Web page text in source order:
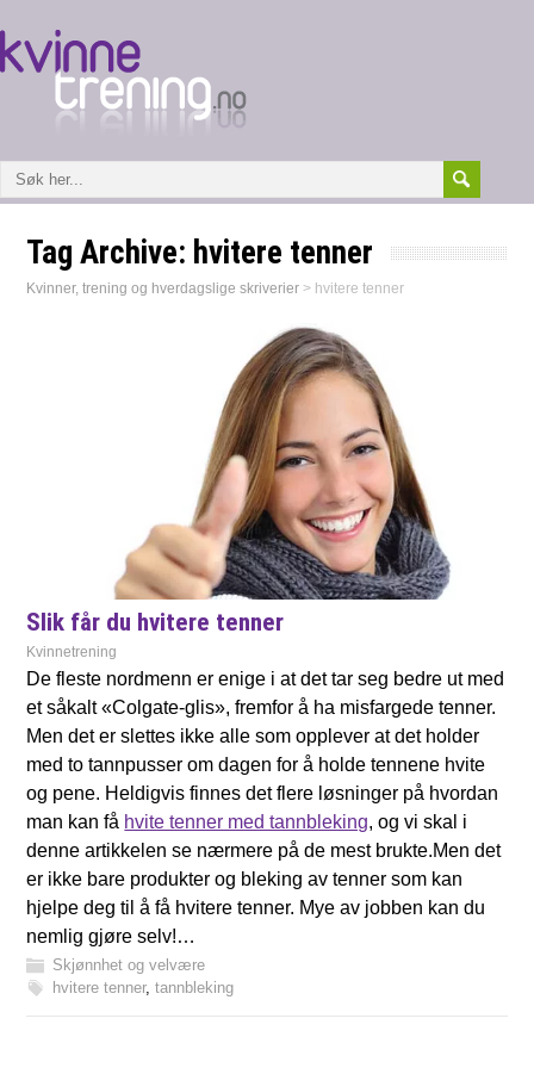
Tag Archive: hvitere tenner
Kvinner, trening og hverdagslige skriverier > hvitere tenner
Slik får du hvitere tenner
Kvinnetrening
De fleste nordmenn er enige i at det tar seg bedre ut med
et såkalt «Colgate-glis», fremfor å ha misfargede tenner.
Men det er slettes ikke alle som opplever at det holder
med to tannpusser om dagen for å holde tennene hvite
og pene. Heldigvis finnes det flere løsninger på hvordan
man kan få hvite tenner med tannbleking, og vi skal i
denne artikkelen se nærmere på de mest brukte.Men det
er ikke bare produkter og bleking av tenner som kan
hjelpe deg til å få hvitere tenner. Mye av jobben kan du
nemlig gjøre selv!…
Skjønnhet og velvære
hvitere tenner,tannbleking